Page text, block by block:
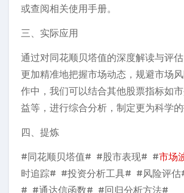
或查阅相关使用手册。
三、实际应用
通过对同花顺贝塔值的深度解读与评
更加精准地把握市场动态，规避市场
作中，我们可以结合其他股票指标如
益等，进行综合分析，制定更为科学的
四、提炼
#同花顺贝塔值# #股市表现# #市场
时追踪# #投资分析工具# #风险评
# #通达信函数# #回归分析方法#